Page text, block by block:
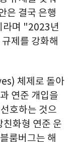
은 결국 은행
라며 "2023년
제를 강화해
체제로 돌아
연준 개입을
호하는 것으
화형 연준 운
룸버그는 해